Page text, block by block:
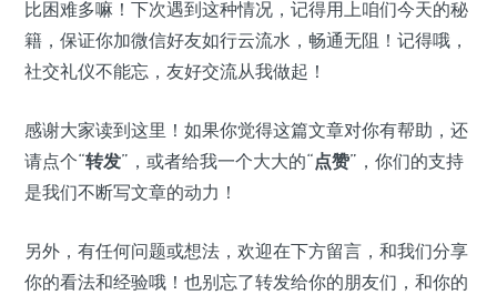
比困难多嘛！下次遇到这种情况，记得用上咱们今天的秘
籍，保证你加微信好友如行云流水，畅通无阻！记得哦，
社交礼仪不能忘，友好交流从我做起！
感谢大家读到这里！如果你觉得这篇文章对你有帮助，还
请点个“转发”，或者给我一个大大的“点赞”，你们的支持
是我们不断写文章的动力！
另外，有任何问题或想法，欢迎在下方留言，和我们分享
你的看法和经验哦！也别忘了转发给你的朋友们，和你的